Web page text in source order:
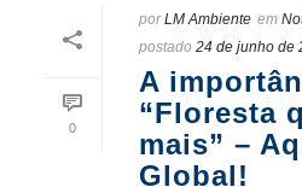
0
porLM Ambiente em
postado 24 de junho de
A
“Floresta
mais” –
Global!